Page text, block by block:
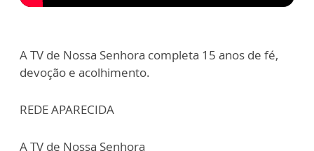
A TV de Nossa Senhora completa 15 anos de fé,
devoção e acolhimento.
REDE APARECIDA
A TV de Nossa Senhora